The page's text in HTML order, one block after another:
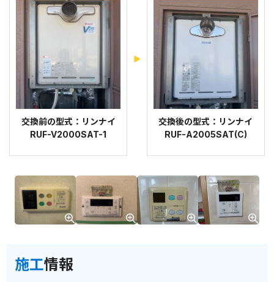
交換前の型式：リンナイ
RUF-V2000SAT-1
交換後の型式：リンナイ
RUF-A2005SAT(C)
施工情報